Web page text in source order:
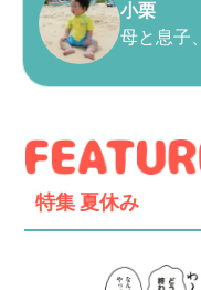
小栗
母と息子
特集 夏休み